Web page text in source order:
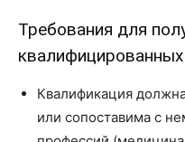
Требования для
Квалификация
или сопоставима с